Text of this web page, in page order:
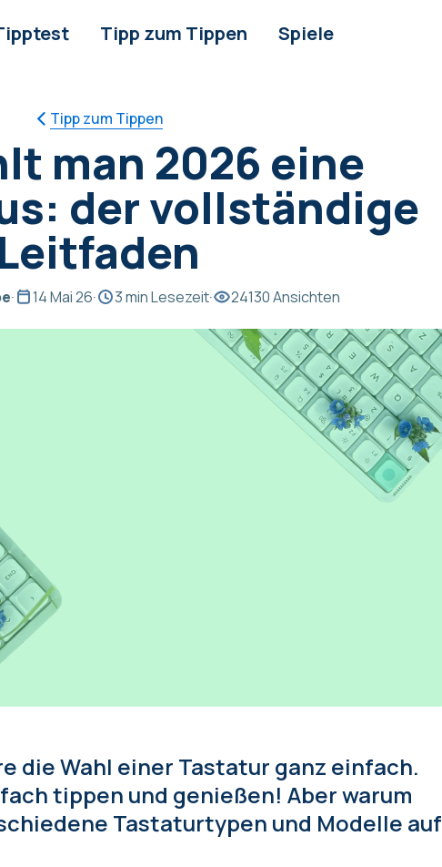
Tipp zum Tippen Spiele
Tipp zum Tippen
man 2026 eine
der vollständige
Leitfaden
· 14 Mai 26· 3 min Lesezeit· 24130 Ansichten
die Wahl einer Tastatur ganz einfach.
tippen und genießen! Aber warum
Tastaturtypen und Modelle auf